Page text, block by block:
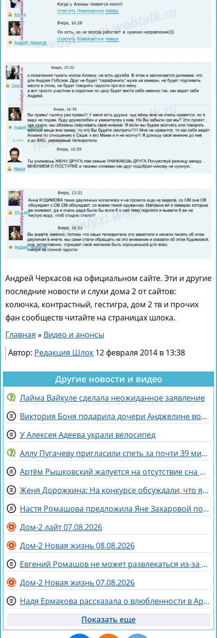
Андрей Черкасов на официальном сайте. Эти и другие
последние новости и слухи дома 2 от сайтов:
колючка, контрастный, гестигра, дом 2 тв и прочих
фан сообществ читайте на страницах шлока.
Главная » Видео и анонсы
Автор: Редакция Шлок 12 февраля 2014 в 13:38
Другие новости и видео
Лайма Вайкуле сделала неожиданное заявление
Виктория Боня подарила дочери Анджелине волшебного коня
У Алексея Адеева украли велосипед
Аллу Пугачеву пригласили спеть за почти 39 миллионов рублей
Артём Рышковский жалуется на отсутствие сна из-за Нади Ермаковой
Женя Дорожкина: На конкурсе обсуждали, что я злая и мстительная
Настя Ромашова предложила Яне Захаровой пожить у неё в гардеробной
Дом-2 лайт 07.08.2026
Дом-2 Новая жизнь 08.08.2026
Евгений Ромашов не может развлекаться из-за беременности жены Анастасии
Дом-2 Новая жизнь 07.08.2026
Надя Ермакова рассказала о влюбленности в Артёма Рышковского
Показать еще